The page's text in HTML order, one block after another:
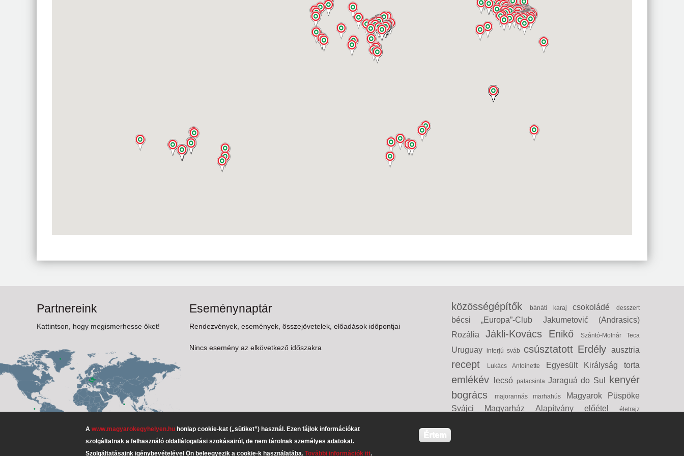
Partnereink
Kattintson, hogy megismerhesse őket!
Eseménynaptár
Rendezvények, események, összejövetelek, előadások időpontjai
Nincs esemény az elkövetkező időszakra
közösségépítők bánáti karajcsokoládédesszert
bécsi „Europa”-Club Jakumetović (Andrasics)
Rozália Jákli-Kovács Enikő Szántó-Molnár Teca
Uruguay interjúsváb csúsztatott Erdélyausztria
recept Lukács Antoinette Egyesült Királyságtorta
emlékév lecsó palacsinta Jaraguá do Sul
kenyér
bogrács
majorannás marhahús
Magyarok Püspöke
Svájci Magyarház Alapítvány előételéletrajz
A www.magyarokegyhelyen.hu honlap cookie-kat („sütiket”) használ. Ezen fájlok információkat
szolgáltatnak a felhasználó oldallátogatási szokásairól, de nem tárolnak személyes adatokat.
Szolgáltatásaink igénybevételével Ön beleegyezik a cookie-k használatába. További információk itt.
Értem